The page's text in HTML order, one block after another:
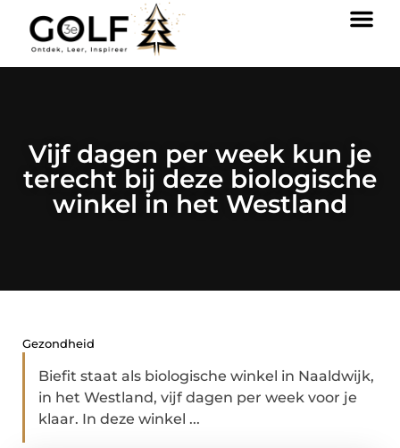
Vijf dagen per week kun je
terecht bij deze biologische
winkel in het Westland
Gezondheid
Biefit staat als biologische winkel in Naaldwijk,
in het Westland, vijf dagen per week voor je
klaar. In deze winkel ...